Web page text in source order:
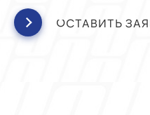
ОСТАВИТЬ